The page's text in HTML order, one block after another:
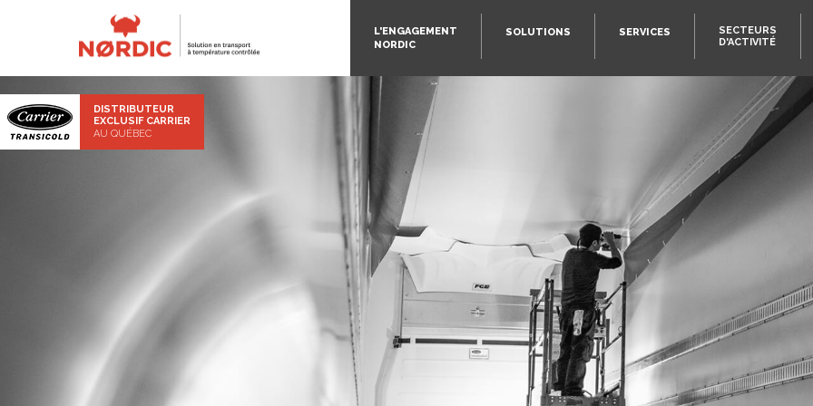
L'ENGAGEMENT
NORDIC
SOLUTIONS SERVICES
SECTEURS
D'ACTIVITÉ
DISTRIBUTEUR
EXCLUSIF CARRIER
AU QUÉBEC